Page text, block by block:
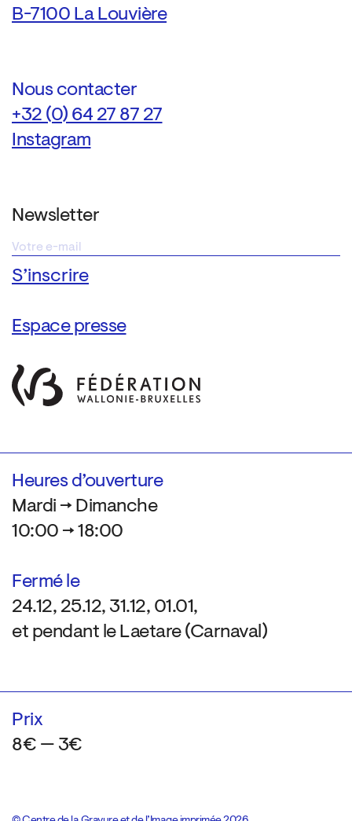
B-7100 La Louvière
Nous contacter
+32 (0) 64 27 87 27
Instagram
Newsletter
Espace presse
Heures d’ouverture
Mardi → Dimanche
10:00 → 18:00
Fermé le
24.12, 25.12, 31.12, 01.01,
et pendant le Laetare (Carnaval)
Prix
8€ — 3€